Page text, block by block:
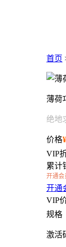
首页
薄荷
绝地
价格¥
VIP
累计
开通会
开通
VIP
规格
激活